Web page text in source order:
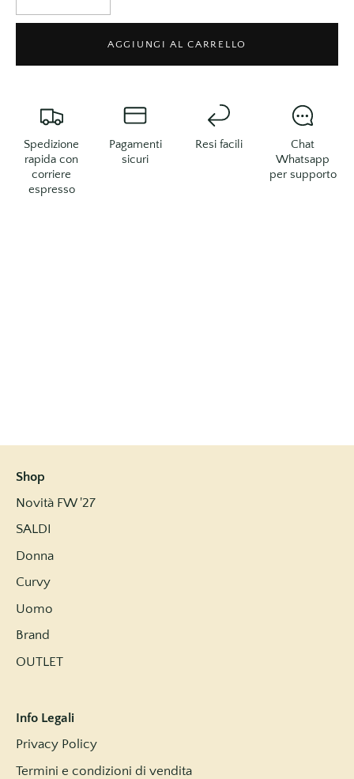
AGGIUNGI AL CARRELLO
Spedizione
rapida con
corriere
espresso
Pagamenti
sicuri
Resi facili
Chat
Whatsapp
per supporto
Shop
Novità FW '27
SALDI
Donna
Curvy
Uomo
Brand
OUTLET
Info Legali
Privacy Policy
Termini e condizioni di vendita